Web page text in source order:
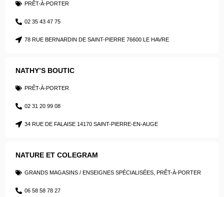
PRÊT-À-PORTER
02 35 43 47 75
78 RUE BERNARDIN DE SAINT-PIERRE 76600 LE HAVRE
NATHY’S BOUTIC
PRÊT-À-PORTER
02 31 20 99 08
34 RUE DE FALAISE 14170 SAINT-PIERRE-EN-AUGE
NATURE ET COLEGRAM
GRANDS MAGASINS / ENSEIGNES SPÉCIALISÉES PRÊT-À-PORTER
06 58 58 78 27